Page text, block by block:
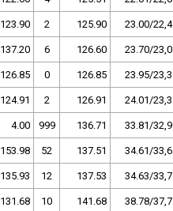
123.90 2 125.90 23.00/22,4
137.20 6 126.60 23.70/23,0
126.85 0 126.85 23.95/23,3
124.91 2 126.91 24.01/23,3
4.00 999 136.71 33.81/32,9
153.98 52 137.51 34.61/33,6
135.93 12 137.53 34.63/33,7
131.68 10 141.68 38.78/37,7